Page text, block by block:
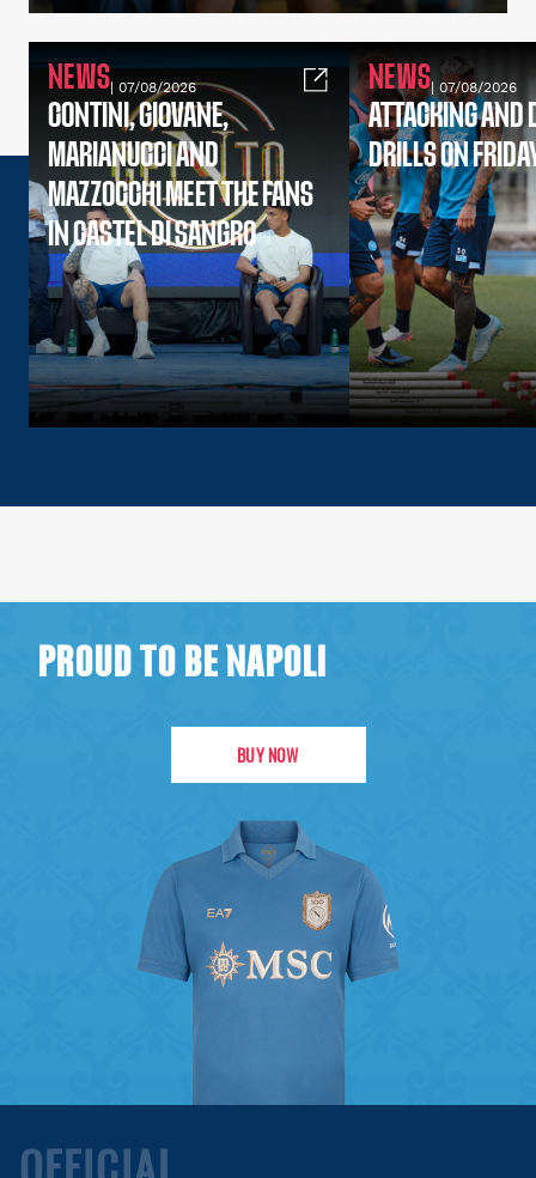
NEWS| 07/08/2026
CONTINI, GIOVANE,
MARIANUCCI AND
MAZZOCCHI MEET THE FANS
IN CASTEL DI SANGRO
NEWS| 07/08/2026
ATTACKING AND
DRILLS ON
PROUD TO BE NAPOLI
BUY NOW